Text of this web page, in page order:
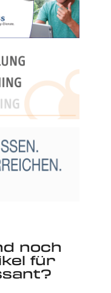
noch
für